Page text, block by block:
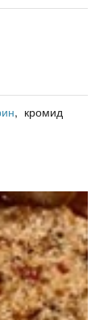
, кромид